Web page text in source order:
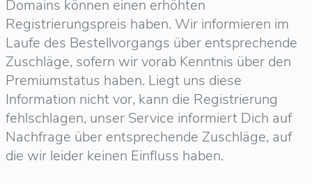
Domains können einen erhöhten
Registrierungspreis haben. Wir informieren im
Laufe des Bestellvorgangs über entsprechende
Zuschläge, sofern wir vorab Kenntnis über den
Premiumstatus haben. Liegt uns diese
Information nicht vor, kann die Registrierung
fehlschlagen, unser Service informiert Dich auf
Nachfrage über entsprechende Zuschläge, auf
die wir leider keinen Einfluss haben.